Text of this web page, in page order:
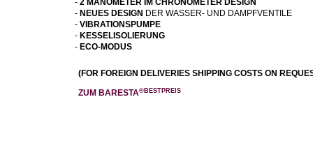
- 2 MANOMETER IM CHRONOMETER DESIGN
- NEUES DESIGN DER WASSER- UND DAMPFVENTILE
- VIBRATIONSPUMPE
- KESSELISOLIERUNG
- ECO-MODUS
(FOR FOREIGN DELIVERIES SHIPPING COSTS ON
ZUM BARESTA®BESTPREIS